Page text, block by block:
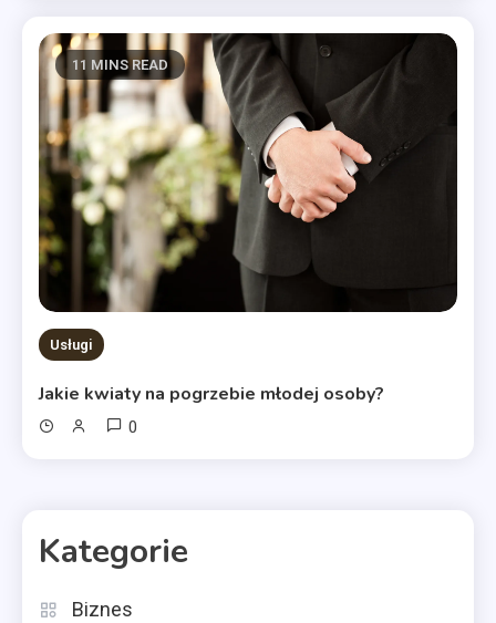
11 MINS READ
Usługi
Jakie kwiaty na pogrzebie młodej osoby?
0
Kategorie
Biznes